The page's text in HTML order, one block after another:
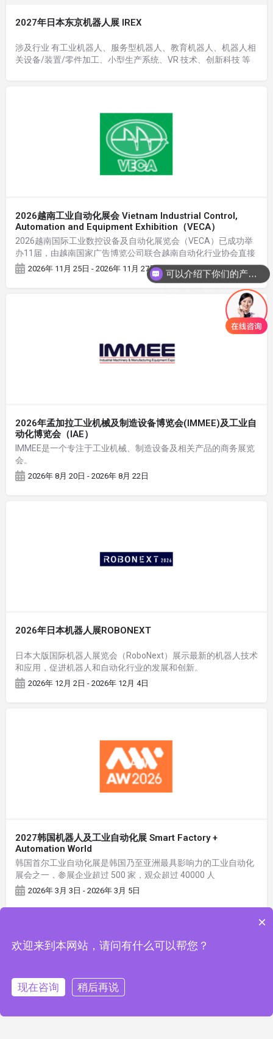
2027年日本东京机器人展 IREX
涉及行业 有工业机器人、服务型机器人、教育机器人、机器人相
关设备/装置/零件加工、小型生产系统、VR 技术、创新科技 等
2026越南工业自动化展会 Vietnam Industrial Control,
Automation and Equipment Exhibition（VECA）
2026越南国际工业数控设备及自动化展览会（VECA）已成功举
办11届，由越南国家广告博览公司联合越南自动化行业协会直接
主办的专业自动化展。展会涵盖数控设备、工业自动化、工业机
器人、人工智能、智能工厂、智能传动等方面的相关产品
2026年 11月 25日 - 2026年 11月 27日
2026年孟加拉工业机械及制造设备博览会(IMMEE)及工业自
动化博览会（IAE）
IMMEE是一个专注于工业机械、制造设备及相关产品的商务展览
会。
2026年 8月 20日 - 2026年 8月 22日
2026年日本机器人展ROBONEXT
日本大版国际机器人展览会（RoboNext）展示最新的机器人技术
和应用，促进机器人和自动化行业的发展和创新。
2026年 12月 2日 - 2026年 12月 4日
2027韩国机器人及工业自动化展 Smart Factory +
Automation World
韩国首尔工业自动化展是韩国乃至亚洲最具影响力的工业自动化
展会之一，参展企业超过 500 家，观众超过 40000 人
2026年 3月 3日 - 2026年 3月 5日
可以介绍下你们的产品么
你们是怎么收费的呢
×
欢迎来到本网站，请问有什么可以帮您？
现在咨询 稍后再说